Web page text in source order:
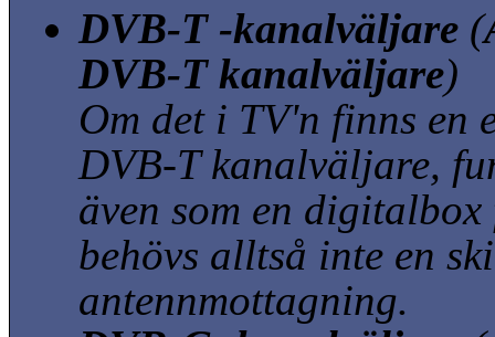
DVB-T -kanalväljare (
DVB-T kanalväljare)
Om det i TV'n finns en
DVB-T kanalväljare,
även som en
behövs alltså inte en
antennmottagning.